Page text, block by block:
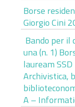
Borse
Giorgio Cini
Bando per il
una (n. 1)
lauream
Archivistica,
A –